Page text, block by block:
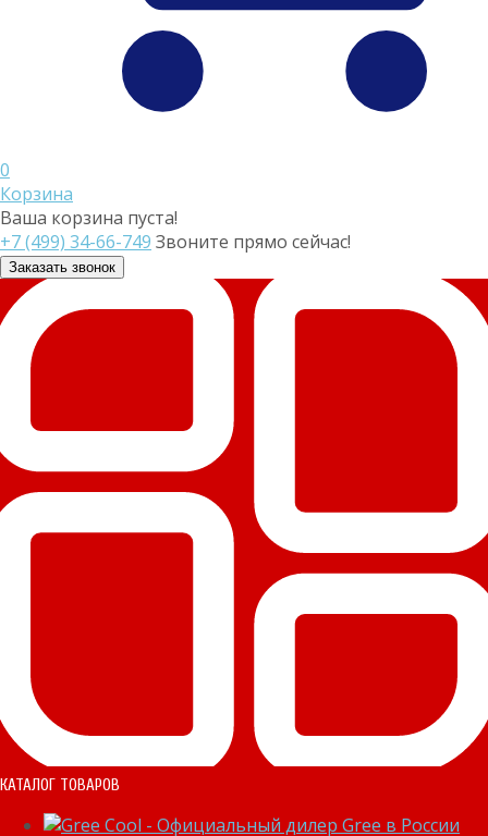
0
Корзина
Ваша корзина пуста!
+7 (499) 34-66-749 Звоните прямо сейчас!
Заказать звонок
КАТАЛОГ ТОВАРОВ